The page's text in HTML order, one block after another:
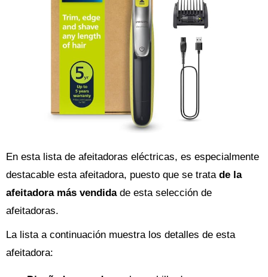
En esta lista de afeitadoras eléctricas, es especialmente
destacable esta afeitadora, puesto que se trata de la
afeitadora más vendidade esta selección de
afeitadoras.
La lista a continuación muestra los detalles de esta
afeitadora: